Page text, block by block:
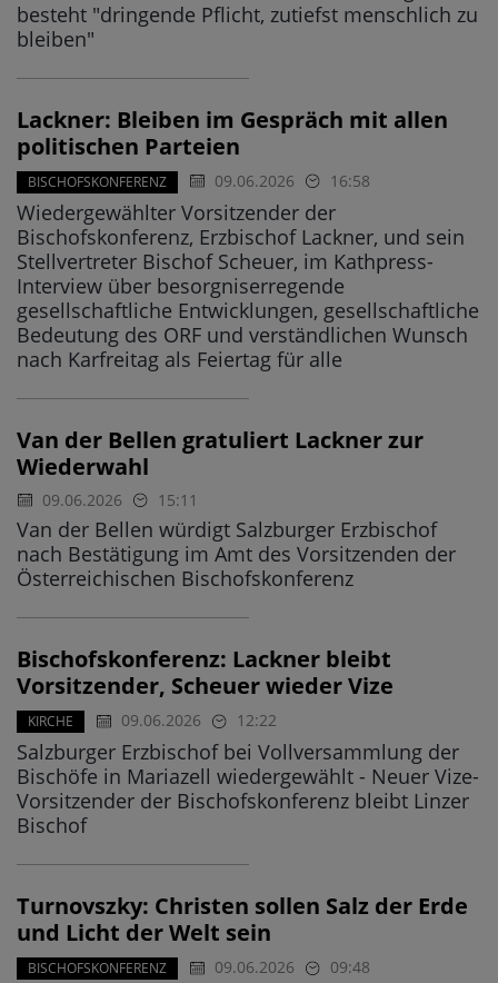
besteht "dringende Pflicht, zutiefst menschlich zu
bleiben"
Lackner: Bleiben im Gespräch mit allen
politischen Parteien
BISCHOFSKONFERENZ 09.06.2026 16:58
Wiedergewählter Vorsitzender der
Bischofskonferenz, Erzbischof Lackner, und sein
Stellvertreter Bischof Scheuer, im Kathpress-
Interview über besorgniserregende
gesellschaftliche Entwicklungen, gesellschaftliche
Bedeutung des ORF und verständlichen Wunsch
nach Karfreitag als Feiertag für alle
Van der Bellen gratuliert Lackner zur
Wiederwahl
09.06.2026 15:11
Van der Bellen würdigt Salzburger Erzbischof
nach Bestätigung im Amt des Vorsitzenden der
Österreichischen Bischofskonferenz
Bischofskonferenz: Lackner bleibt
Vorsitzender, Scheuer wieder Vize
KIRCHE 09.06.2026 12:22
Salzburger Erzbischof bei Vollversammlung der
Bischöfe in Mariazell wiedergewählt - Neuer Vize-
Vorsitzender der Bischofskonferenz bleibt Linzer
Bischof
Turnovszky: Christen sollen Salz der Erde
und Licht der Welt sein
BISCHOFSKONFERENZ 09.06.2026 09:48